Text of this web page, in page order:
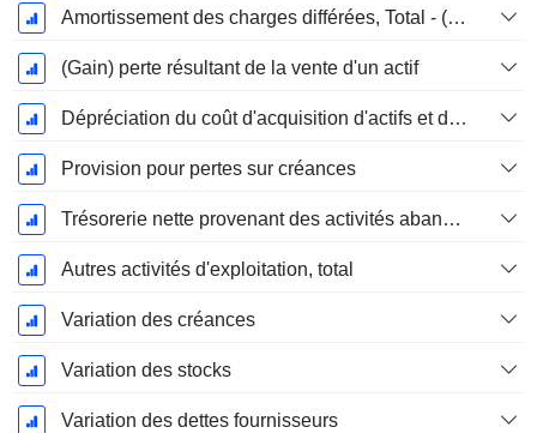
Amortissement des charges différées, Total - (CF)
(Gain) perte résultant de la vente d'un actif
Dépréciation du coût d'acquisition d'actifs et dépenses de restructuration
Provision pour pertes sur créances
Trésorerie nette provenant des activités abandonnées
Autres activités d'exploitation, total
Variation des créances
Variation des stocks
Variation des dettes fournisseurs